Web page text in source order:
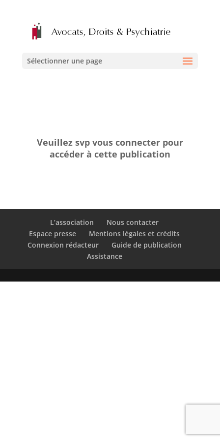
Sélectionner une page
Veuillez svp vous connecter pour
accéder à cette publication
L’association
Nous contacter
Espace presse
Mentions légales et crédits
Connexion rédacteur
Guide de publication
Assistance